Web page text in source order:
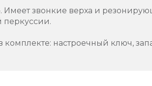
Имеет звонкие верха и
перкуссии.
комплекте: настроечный ключ,